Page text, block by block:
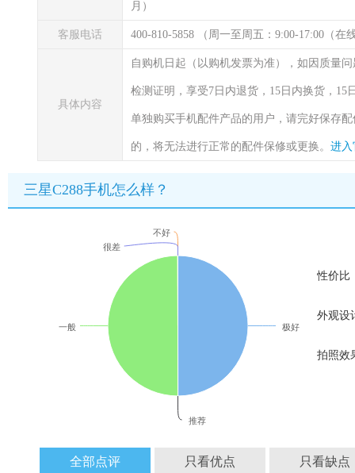
月）
客服电话 400-810-5858 （周一至周五：9:00-17:00（在
具体内容
自购机日起（以购机发票为准），如因质量
检测证明，享受7日内退货，15日内换货，
单独购买手机配件产品的用户，请完好保存
的，将无法进行正常的配件保修或更换。 进入
三星C288手机怎么样？
极好
推荐
一般
不好
很差
性价比
外观设
拍照效
全部点评 只看优点 只看缺点